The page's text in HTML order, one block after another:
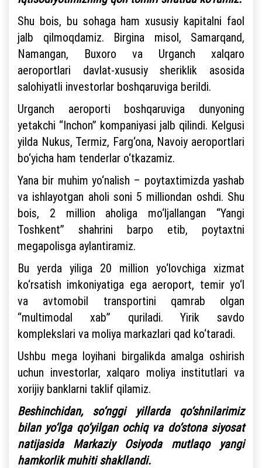
Shu bois, bu sohaga ham xususiy kapitalni faol
jalb qilmoqdamiz. Birgina misol, Samarqand,
Namangan, Buxoro va Urganch xalqaro
aeroportlari davlat-xususiy sheriklik asosida
salohiyatli investorlar boshqaruviga berildi.
Urganch aeroporti boshqaruviga dunyoning
yetakchi “Inchon” kompaniyasi jalb qilindi. Kelgusi
yilda Nukus, Termiz, Farg‘ona, Navoiy aeroportlari
bo‘yicha ham tenderlar o‘tkazamiz.
Yana bir muhim yo‘nalish – poytaxtimizda yashab
va ishlayotgan aholi soni 5 milliondan oshdi. Shu
bois, 2 million aholiga mo‘ljallangan “Yangi
Toshkent” shahrini barpo etib, poytaxtni
megapolisga aylantiramiz.
Bu yerda yiliga 20 million yo‘lovchiga xizmat
ko‘rsatish imkoniyatiga ega aeroport, temir yo‘l
va avtomobil transportini qamrab olgan
“multimodal xab” quriladi. Yirik savdo
komplekslari va moliya markazlari qad ko‘taradi.
Ushbu mega loyihani birgalikda amalga oshirish
uchun investorlar, xalqaro moliya institutlari va
xorijiy banklarni taklif qilamiz.
Beshinchidan, so‘nggi yillarda qo‘shnilarimiz
bilan yo‘lga qo‘yilgan ochiq va do‘stona siyosat
natijasida Markaziy Osiyoda mutlaqo yangi
hamkorlik muhiti shakllandi.